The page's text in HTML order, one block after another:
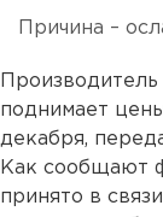
Причина –
поднимает
декабря,
Как сообщают
принято в